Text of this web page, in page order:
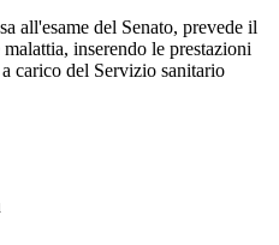
all'esame del Senato, prevede il
inserendo le prestazioni
carico del Servizio sanitario